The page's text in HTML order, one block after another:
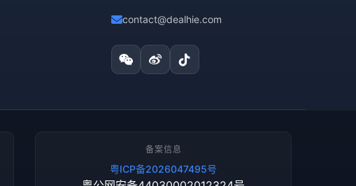
contact@dealhie.com
备案信息
粤ICP备2026047495号